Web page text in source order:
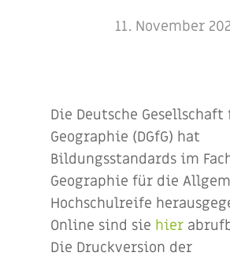
11. November
Die Deutsche Gesellschaft
Geographie (DGfG) hat
Bildungsstandards im
Geographie für die
Hochschulreife
Online sind sie hier
Die Druckversion der